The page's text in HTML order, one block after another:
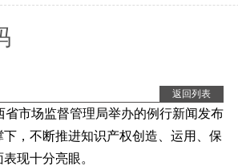
返回列表
省市场监督管理局举办的例行新闻发布
，不断推进知识产权创造、运用、保
现十分亮眼。